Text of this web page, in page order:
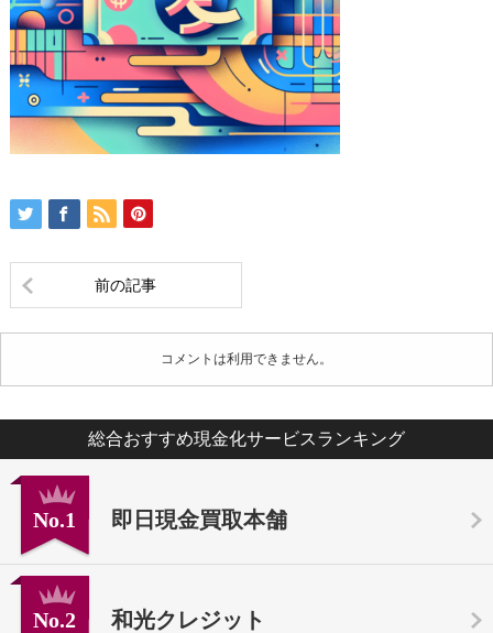
前の記事
コメントは利用できません。
総合おすすめ現金化サービスランキング
No.1 即日現金買取本舗
No.2 和光クレジット